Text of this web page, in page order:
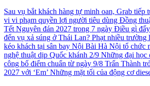
Sau vụ bắt khách hàng tự minh oan, Grab tiếp
vi vi phạm quyền lợi người tiêu dùng Đồng
Tết Nguyên đán 2027 trong 7 ngày Điều gì
đến vụ xả súng ở Thái Lan? Phạt nhiều trường
kéo khách tại sân bay Nội Bài Hà Nội tổ chức
nghệ thuật dịp Quốc khánh 2/9 Những đại học
công bố điểm chuẩn từ ngày 9/8 Trấn Thành
2027 với ‘Em’ Những mặt tối của động cơ